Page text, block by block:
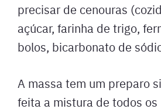
precisar de cenouras
açúcar, farinha de trigo,
bolos, bicarbonato de
A massa tem um preparo
feita a mistura de todos